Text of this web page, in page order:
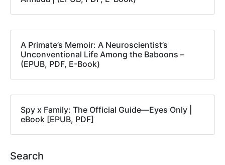
A Primate’s Memoir: A Neuroscientist’s
Unconventional Life Among the Baboons –
(EPUB, PDF, E-Book)
Spy x Family: The Official Guide―Eyes Only |
eBook [EPUB, PDF]
Search